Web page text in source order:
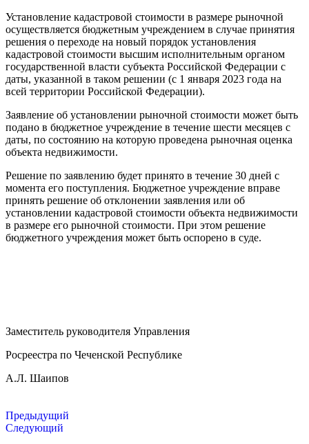
Установление кадастровой стоимости в размере рыночной
осуществляется бюджетным учреждением в случае принятия
решения о переходе на новый порядок установления
кадастровой стоимости высшим исполнительным органом
государственной власти субъекта Российской Федерации с
даты, указанной в таком решении (с 1 января 2023 года на
всей территории Российской Федерации).
Заявление об установлении рыночной стоимости может быть
подано в бюджетное учреждение в течение шести месяцев с
даты, по состоянию на которую проведена рыночная оценка
объекта недвижимости.
Решение по заявлению будет принято в течение 30 дней с
момента его поступления. Бюджетное учреждение вправе
принять решение об отклонении заявления или об
установлении кадастровой стоимости объекта недвижимости
в размере его рыночной стоимости. При этом решение
бюджетного учреждения может быть оспорено в суде.
Заместитель руководителя Управления
Росреестра по Чеченской Республике
А.Л. Шаипов
Предыдущий
Следующий